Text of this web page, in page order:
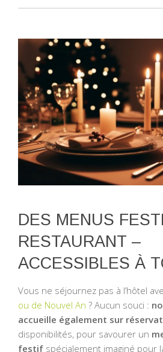
DES MENUS
RESTAURANT –
ACCESSIBLES À
Vous ne séjournez pas à l’hôtel
ou de Nouvel An ? Aucun souci :
accueille également sur
disponibilités, pour savourer un
festif spécialement imaginé pour